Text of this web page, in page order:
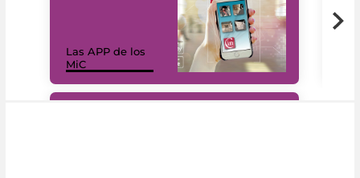
Las APP de los
MiC